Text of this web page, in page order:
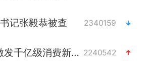
记张毅恭被查 2340159
“电影+”如何激发千亿级消费新活力？ 2240542